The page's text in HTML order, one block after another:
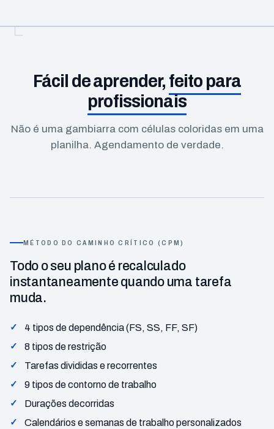
Fácil de aprender, feito para
profissionais
Não é uma gambiarra com células coloridas em uma
planilha. Agendamento de verdade.
MÉTODO DO CAMINHO CRÍTICO (CPM)
Todo o seu plano é recalculado
instantaneamente quando uma tarefa
muda.
4 tipos de dependência (FS, SS, FF, SF)
8 tipos de restrição
Tarefas divididas e recorrentes
9 tipos de contorno de trabalho
Durações decorridas
Calendários e semanas de trabalho personalizados